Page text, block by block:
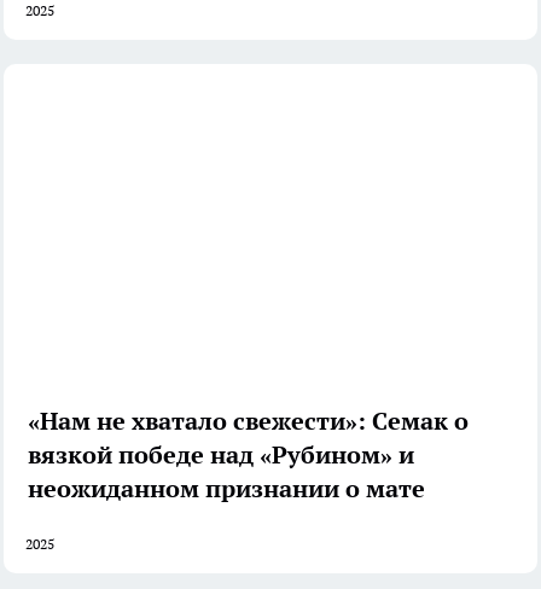
2025
«Нам не хватало свежести»: Семак о
вязкой победе над «Рубином» и
неожиданном признании о мате
2025